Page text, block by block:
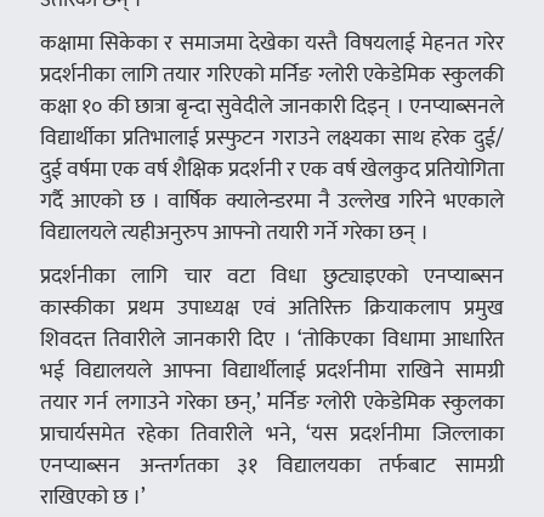
कक्षामा सिकेका र समाजमा देखेका यस्तै विषयलाई मेहनत गरेर
प्रदर्शनीका लागि तयार गरिएको मर्निङ ग्लोरी एकेडेमिक स्कुलकी
कक्षा १० की छात्रा बृन्दा सुवेदीले जानकारी दिइन् । एनप्याब्सनले
विद्यार्थीका प्रतिभालाई प्रस्फुटन गराउने लक्ष्यका साथ हरेक दुई/
दुई वर्षमा एक वर्ष शैक्षिक प्रदर्शनी र एक वर्ष खेलकुद प्रतियोगिता
गर्दै आएको छ । वार्षिक क्यालेन्डरमा नै उल्लेख गरिने भएकाले
विद्यालयले त्यहीअनुरुप आफ्नो तयारी गर्ने गरेका छन् ।
प्रदर्शनीका लागि चार वटा विधा छुट्याइएको एनप्याब्सन
कास्कीका प्रथम उपाध्यक्ष एवं अतिरिक्त क्रियाकलाप प्रमुख
शिवदत्त तिवारीले जानकारी दिए । ‘तोकिएका विधामा आधारित
भई विद्यालयले आफ्ना विद्यार्थीलाई प्रदर्शनीमा राखिने सामग्री
तयार गर्न लगाउने गरेका छन्,’ मर्निङ ग्लोरी एकेडेमिक स्कुलका
प्राचार्यसमेत रहेका तिवारीले भने, ‘यस प्रदर्शनीमा जिल्लाका
एनप्याब्सन अन्तर्गतका ३१ विद्यालयका तर्फबाट सामग्री
राखिएको छ ।’